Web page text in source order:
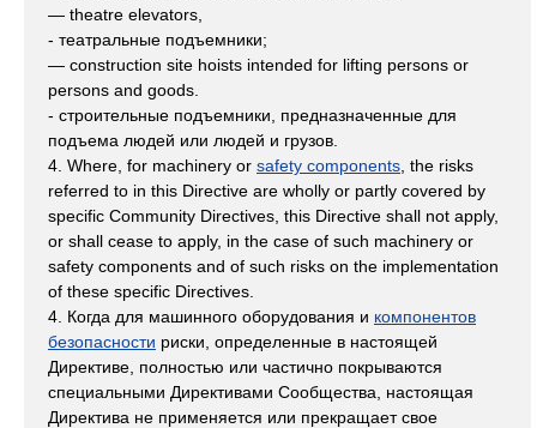
— theatre elevators,
- театральные подъемники;
— construction site hoists intended for lifting persons or
persons and goods.
- строительные подъемники, предназначенные для
подъема людей или людей и грузов.
4. Where, for machinery or safety components , the risks
referred to in this Directive are wholly or partly covered by
specific Community Directives, this Directive shall not apply,
or shall cease to apply, in the case of such machinery or
safety components and of such risks on the implementation
of these specific Directives.
4. Когда для машинного оборудования и компонентов
безопасности риски, определенные в настоящей
Директиве, полностью или частично покрываются
специальными Директивами Сообщества, настоящая
Директива не применяется или прекращает свое